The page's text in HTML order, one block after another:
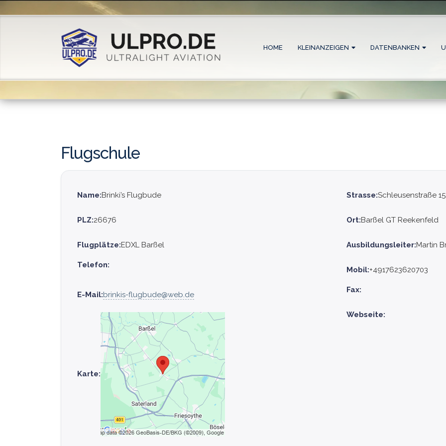
HOME KLEINANZEIGEN DATENBANKEN
Flugschule
Name:Brinki’s Flugbude Strasse:Schleusenstraße
PLZ:26676 Ort:Barßel GT Reekenfeld
Flugplätze:EDXL Barßel Ausbildungsleiter:Martin
Telefon:
Mobil:+4917623620703
E-Mail:brinkis-flugbude@web.de
Fax:
Karte:
Webseite: